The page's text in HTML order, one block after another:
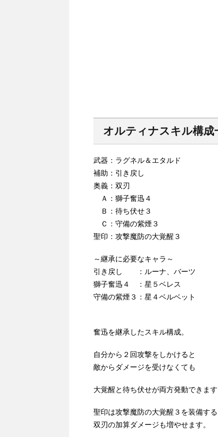
オルティナスキル構成
武器：ラグネル＆エタルド
補助：引き戻し
奥義：双刃
Ａ：獅子奮迅４
Ｂ：待ち伏せ３
Ｃ：守備の紫煙３
聖印：攻撃魔防の大覚醒３
～継承に必要なキャラ～
引き戻し ：ルーナ、バーツ
獅子奮迅４ ：星５ベレス
守備の紫煙３：星４ベルベット
奮迅を継承したスキル構成。
自分から２回攻撃をしかけると
敵からダメージを受けなくても
大覚醒と待ち伏せが両方発動できま
聖印は攻撃魔防の大覚醒３を装備す
双刃の加算ダメージも増やせます。